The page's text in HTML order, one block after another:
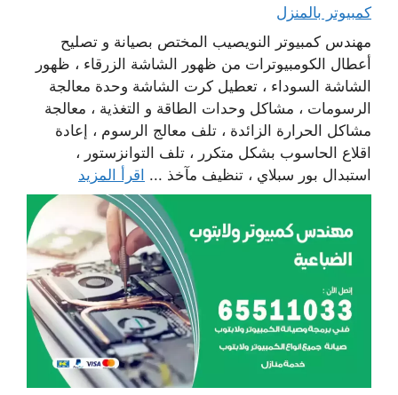
كمبيوتر بالمنزل
مهندس كمبيوتر النويصيب المختص بصيانة و تصليح
أعطال الكومبيوترات من ظهور الشاشة الزرقاء ، ظهور
الشاشة السوداء ، تعطيل كرت الشاشة وحدة معالجة
الرسومات ، مشاكل وحدات الطاقة و التغذية ، معالجة
مشاكل الحرارة الزائدة ، تلف معالج الرسوم ، إعادة
اقلاع الحاسوب بشكل متكرر ، تلف التوانزستور ،
استبدال بور سبلاي ، تنظيف مآخذ ... اقرأ المزيد